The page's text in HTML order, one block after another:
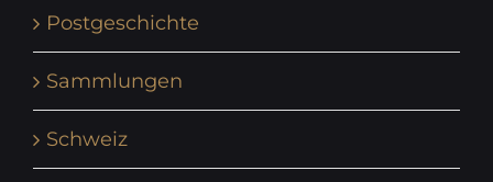
Postgeschichte
Sammlungen
Schweiz